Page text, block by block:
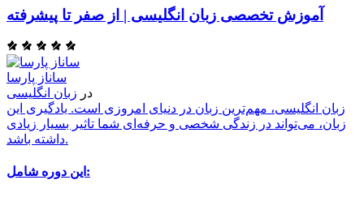
آموزش تخصصی زبان انگلیسی | از صفر تا پیشرفته
ساناز پارسا
در زبان انگلیسی
زبان انگلیسی، مهم‌ترین زبان در دنیای امروزی است. یادگیری این
زبان، می‌تواند در زندگی شخصی و حرفه‌ای شما تاثیر بسیار زیادی
داشته باشد.
این دوره شامل: